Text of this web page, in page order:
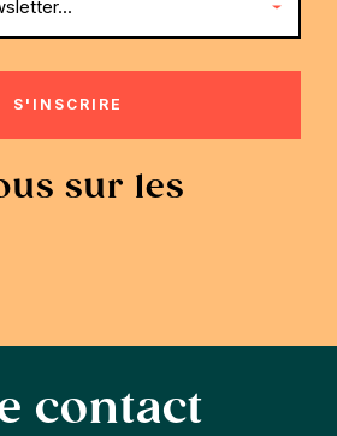
sur les
contact